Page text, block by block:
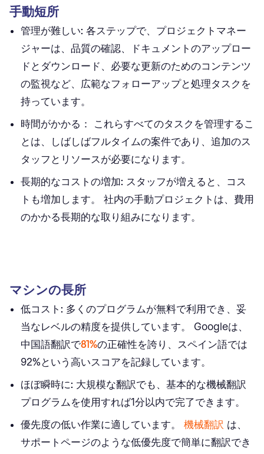
手動短所
管理が難しい: 各ステップで、プロジェクトマネー
ジャーは、品質の確認、ドキュメントのアップロー
ドとダウンロード、必要な更新のためのコンテンツ
の監視など、広範なフォローアップと処理タスクを
持っています。
時間がかかる：
これらすべてのタスクを管理するこ
とは、しばしばフルタイムの案件であり、追加のス
タッフとリソースが必要になります。
長期的なコストの増加: スタッフが増えると、コス
トも増加します。 社内の手動プロジェクトは、費用
のかかる長期的な取り組みになります。
マシンの長所
低コスト: 多くのプログラムが無料で利用でき、妥
当なレベルの精度を提供しています。 Googleは、
中国語翻訳で81%の正確性を誇り、スペイン語では
92%という高いスコアを記録しています。
ほぼ瞬時に: 大規模な翻訳でも、基本的な機械翻訳
プログラムを使用すれば1分以内で完了できます。
優先度の低い作業に適しています。
機械翻訳 は、
サポートページのような低優先度で簡単に翻訳でき